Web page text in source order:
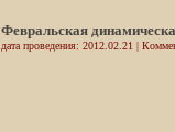
Февральская
дата проведения: 2012.02.21 |